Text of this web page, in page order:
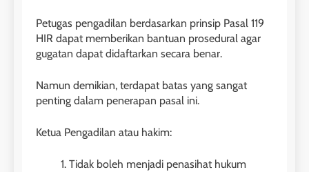
Petugas pengadilan berdasarkan prinsip Pasal 119
HIR dapat memberikan bantuan prosedural agar
gugatan dapat didaftarkan secara benar.
Namun demikian, terdapat batas yang sangat
penting dalam penerapan pasal ini.
Ketua Pengadilan atau hakim:
Tidak boleh menjadi penasihat hukum